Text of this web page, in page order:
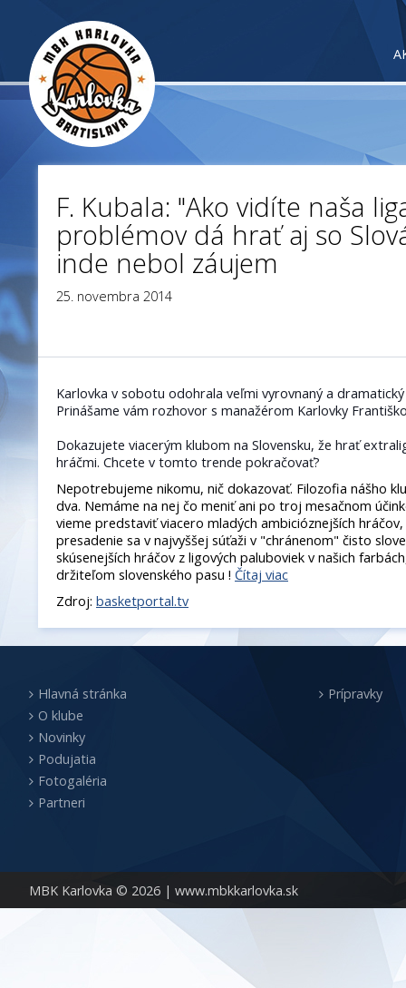
F. Kubala: "Ako vidíte naša
problémov dá hrať aj so
inde nebol záujem
25. novembra 2014
Karlovka v sobotu odohrala veľmi vyrovnaný a
Prinášame vám rozhovor s manažérom Karlovky
Dokazujete viacerým klubom na Slovensku, že hrať
hráčmi. Chcete v tomto trende pokračovať?
Nepotrebujeme nikomu, nič dokazovať. Filozofia nášho
dva. Nemáme na nej čo meniť ani po troj mesačnom
vieme predstaviť viacero mladých ambicióznejších
presadenie sa v najvyššej súťaži v "chránenom" čisto
skúsenejších hráčov z ligových paluboviek v našich
držiteľom slovenského pasu ! Čítaj viac
Zdroj: basketportal.tv
MBK Karlovka © 2026 | www.mbkkarlovka.sk
Hlavná stránka
O klube
Novinky
Podujatia
Fotogaléria
Partneri
Prípravky